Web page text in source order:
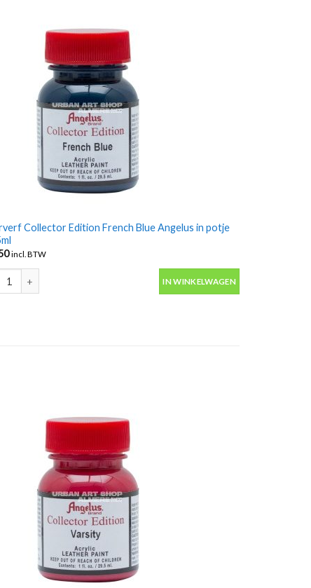
Collector Edition French Blue Angelus in potje
incl. BTW
Collector Edition French Blue Angelus in potje 29.5ml aantal
IN WINKELWAGEN